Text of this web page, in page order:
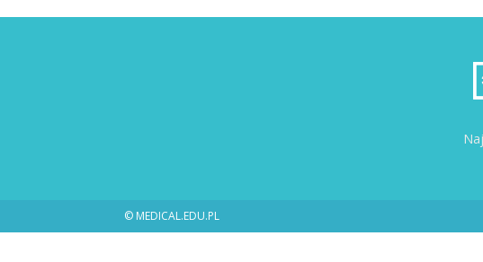
© MEDICAL.EDU.PL